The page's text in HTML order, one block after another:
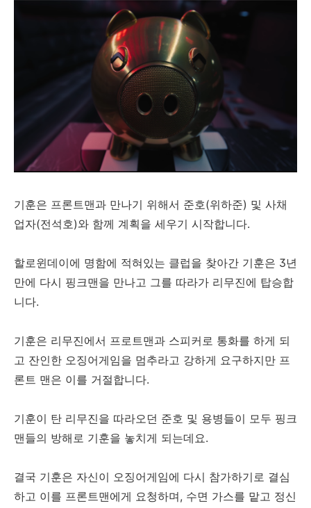
기훈은 프론트맨과 만나기 위해서 준호(위하준) 및 사채
업자(전석호)와 함께 계획을 세우기 시작합니다.
할로윈데이에 명함에 적혀있는 클럽을 찾아간 기훈은 3년
만에 다시 핑크맨을 만나고 그를 따라가 리무진에 탑승합
니다.
기훈은 리무진에서 프로트맨과 스피커로 통화를 하게 되
고 잔인한 오징어게임을 멈추라고 강하게 요구하지만 프
론트 맨은 이를 거절합니다.
기훈이 탄 리무진을 따라오던 준호 및 용병들이 모두 핑크
맨들의 방해로 기훈을 놓치게 되는데요.
결국 기훈은 자신이 오징어게임에 다시 참가하기로 결심
하고 이를 프론트맨에게 요청하며, 수면 가스를 맡고 정신